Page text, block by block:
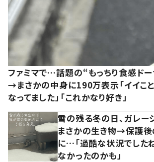
ファミマで…話題の“もっちり食感ドー
→まさかの中身に190万表示「イイこと
なってました」「これかなり好き」
雪の残る冬の日、ガレー
まさかの生き物→保護
に…「過酷な状況でした
なかったのかも」